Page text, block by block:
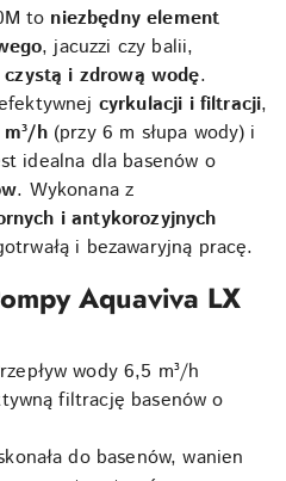
to niezbędny element
, jacuzzi czy balii,
i zdrową wodę.
cyrkulacji i filtracji,
h(przy 6 m słupa wody) i
idealna dla basenów o
. Wykonana z
i antykorozyjnych
i bezawaryjną pracę.
Aquaviva LX
wody 6,5 m³/h
filtrację basenów o
do basenów, wanien